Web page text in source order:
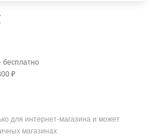
бесплатно
₽
для интернет-магазина и может
магазинах